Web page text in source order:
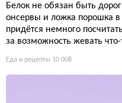
Белок не обязан быть
онсервы и ложка порошка
придётся немного
за возможность жевать что-
Еда и рецепты 10 008